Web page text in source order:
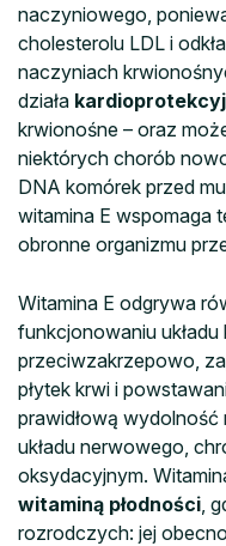
naczyniowego,
cholesterolu LDL i
naczyniach
działa
krwionośne – oraz
niektórych chorób
DNA komórek przed
witamina E wspomaga
obronne organizmu
Witamina E odgrywa
funkcjonowaniu układu
przeciwzakrzepowo,
płytek krwi i
prawidłową
układu nerwowego,
oksydacyjnym.
witaminą płodności ,
rozrodczych: jej